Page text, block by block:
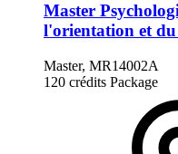
Master
l'orientation et du
Master, MR14002A
120 crédits Package